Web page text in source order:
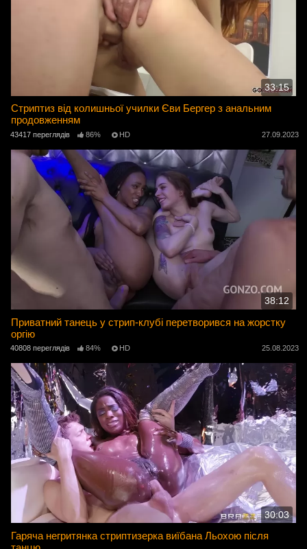
33:15
Стриптиз від колишньої училки Єви Бергер з анальним
продовженням
43417 переглядів 86% HD 27.09.2023
38:12
Приватний танець у стрип-клубі перетворився на жорстку
оргію
40808 переглядів 84% HD 25.08.2023
30:03
Гаряча негритянка стриптизерка виїбана Льохою після